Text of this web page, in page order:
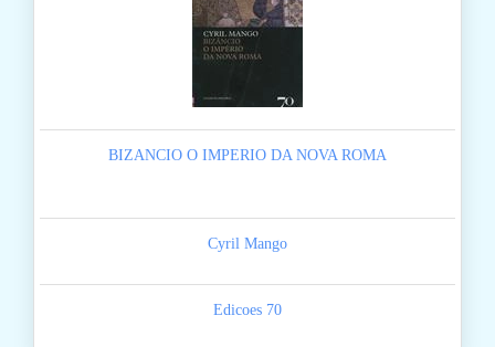
BIZANCIO O IMPERIO DA NOVA ROMA
Cyril Mango
Edicoes 70